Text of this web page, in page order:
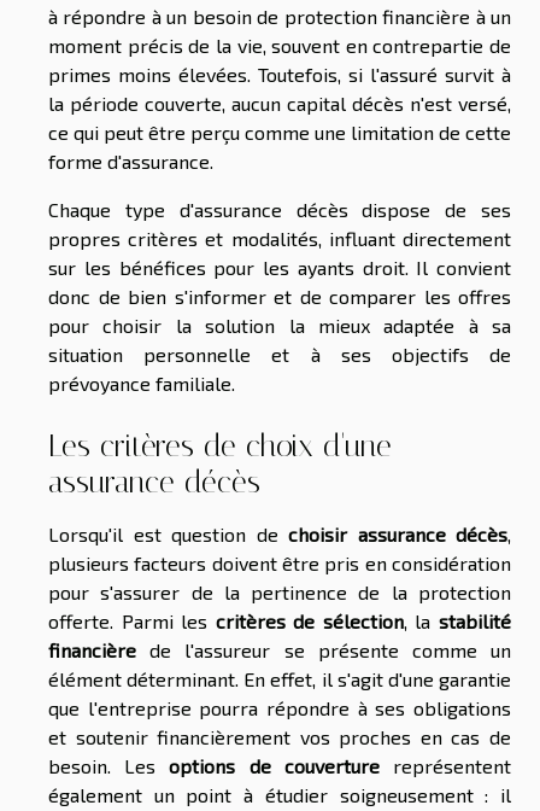
à répondre à un besoin de protection financière à un
moment précis de la vie, souvent en contrepartie de
primes moins élevées. Toutefois, si l'assuré survit à
la période couverte, aucun capital décès n'est versé,
ce qui peut être perçu comme une limitation de cette
forme d'assurance.
Chaque type d'assurance décès dispose de ses
propres critères et modalités, influant directement
sur les bénéfices pour les ayants droit. Il convient
donc de bien s'informer et de comparer les offres
pour choisir la solution la mieux adaptée à sa
situation personnelle et à ses objectifs de
prévoyance familiale.
Les critères de choix d'une
assurance décès
Lorsqu'il est question de choisir assurance décès,
plusieurs facteurs doivent être pris en considération
pour s'assurer de la pertinence de la protection
offerte. Parmi les critères de sélection, lastabilité
financière de l'assureur se présente comme un
élément déterminant. En effet, il s'agit d'une garantie
que l'entreprise pourra répondre à ses obligations
et soutenir financièrement vos proches en cas de
besoin. Lesoptions de couverturereprésentent
également un point à étudier soigneusement : il